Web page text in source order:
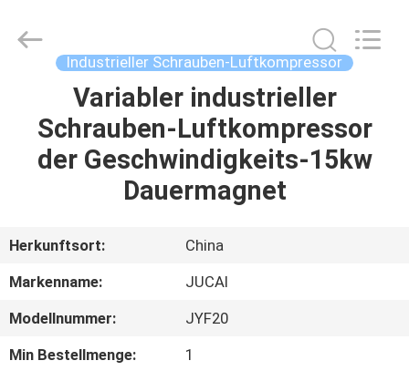
PRODUKTE
UNS
AUSFLUG
Management
Services
Industrieller Schrauben-Luftkompressor
Variabler industrieller
Schrauben-Luftkompressor
der Geschwindigkeits-15kw
Dauermagnet
Herkunftsort:
China
Markenname:
JUCAI
Modellnummer:
JYF20
Min Bestellmenge:
1